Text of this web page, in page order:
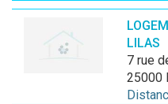
LILAS
7 rue
25000